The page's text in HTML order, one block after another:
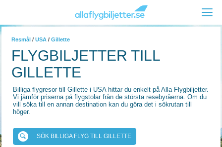
Resmål / USA / Gillette
FLYGBILJETTER TILL
GILLETTE
Billiga flygresor till Gillette i USA hittar du enkelt på Alla Flygbiljetter.
Vi jämför priserna på flygstolar från de största resebyråerna. Om du
vill söka till en annan destination kan du göra det i sökrutan till
höger.
SÖK BILLIGA FLYG TILL GILLETTE